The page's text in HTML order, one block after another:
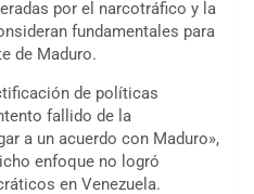
por el narcotráfico y la
fundamentales para
de Maduro.
de políticas
fallido de la
a un acuerdo con Maduro»,
enfoque no logró
en Venezuela.